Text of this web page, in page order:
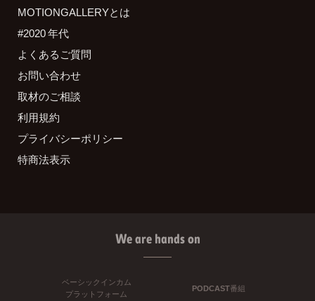
MOTIONGALLERYとは
#2020 年代
よくあるご質問
お問い合わせ
取材のご相談
利用規約
プライバシーポリシー
特商法表示
We are hands on
ベーシックインカム
プラットフォーム
PODCAST番組